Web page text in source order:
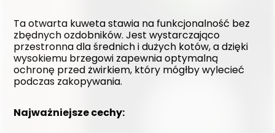
Ta otwarta kuweta stawia na funkcjonalność bez
zbędnych ozdobników. Jest wystarczająco
przestronna dla średnich i dużych kotów, a dzięki
wysokiemu brzegowi zapewnia optymalną
ochronę przed żwirkiem, który mógłby wylecieć
podczas zakopywania.
Najważniejsze cechy: